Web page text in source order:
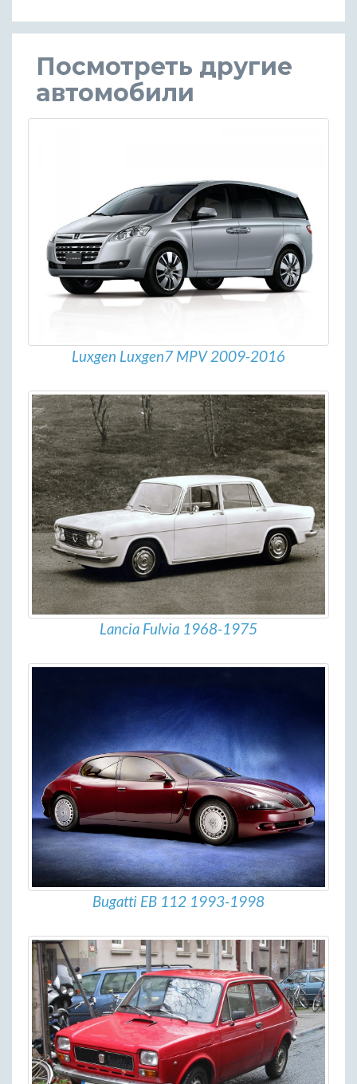
Посмотреть другие
автомобили
Luxgen Luxgen7 MPV 2009-2016
Lancia Fulvia 1968-1975
Bugatti EB 112 1993-1998